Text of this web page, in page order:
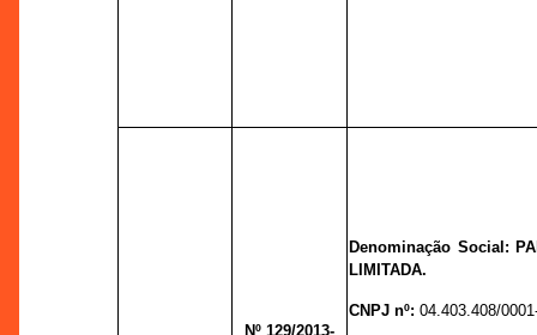
Nº 129/2013-
Denominação Social:
LIMITADA.
CNPJ nº:04.403.408/